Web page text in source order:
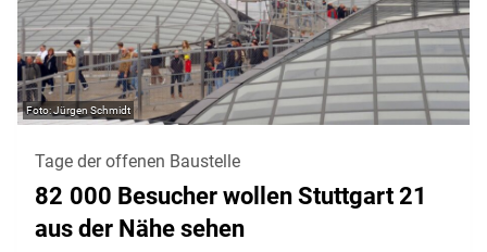
Jürgen Schmidt
Tage der offenen Baustelle
82 000 Besucher wollen Stuttgart 21
aus der Nähe sehen